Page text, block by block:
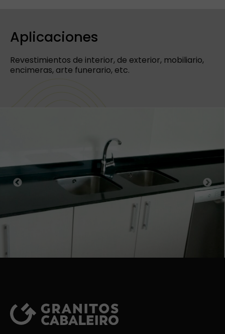
Aplicaciones
Revestimientos de interior, de exterior, mobiliario,
encimeras, arte funerario, etc.
Previous Next